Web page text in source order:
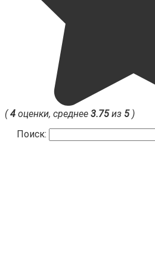
(4 оценки, среднее 3.75из 5)
Поиск: